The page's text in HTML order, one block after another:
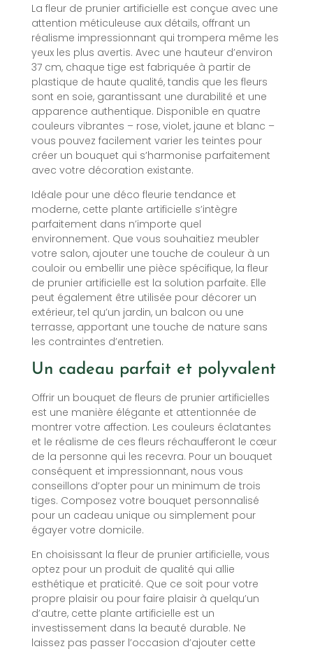
La fleur de prunier artificielle est conçue avec une
attention méticuleuse aux détails, offrant un
réalisme impressionnant qui trompera même les
yeux les plus avertis. Avec une hauteur d’environ
37 cm, chaque tige est fabriquée à partir de
plastique de haute qualité, tandis que les fleurs
sont en soie, garantissant une durabilité et une
apparence authentique. Disponible en quatre
couleurs vibrantes – rose, violet, jaune et blanc –
vous pouvez facilement varier les teintes pour
créer un bouquet qui s’harmonise parfaitement
avec votre décoration existante.
Idéale pour une déco fleurie tendance et
moderne, cette plante artificielle s’intègre
parfaitement dans n’importe quel
environnement. Que vous souhaitiez meubler
votre salon, ajouter une touche de couleur à un
couloir ou embellir une pièce spécifique, la fleur
de prunier artificielle est la solution parfaite. Elle
peut également être utilisée pour décorer un
extérieur, tel qu’un jardin, un balcon ou une
terrasse, apportant une touche de nature sans
les contraintes d’entretien.
Un cadeau parfait et polyvalent
Offrir un bouquet de fleurs de prunier artificielles
est une manière élégante et attentionnée de
montrer votre affection. Les couleurs éclatantes
et le réalisme de ces fleurs réchaufferont le cœur
de la personne qui les recevra. Pour un bouquet
conséquent et impressionnant, nous vous
conseillons d’opter pour un minimum de trois
tiges. Composez votre bouquet personnalisé
pour un cadeau unique ou simplement pour
égayer votre domicile.
En choisissant la fleur de prunier artificielle, vous
optez pour un produit de qualité qui allie
esthétique et praticité. Que ce soit pour votre
propre plaisir ou pour faire plaisir à quelqu’un
d’autre, cette plante artificielle est un
investissement dans la beauté durable. Ne
laissez pas passer l’occasion d’ajouter cette